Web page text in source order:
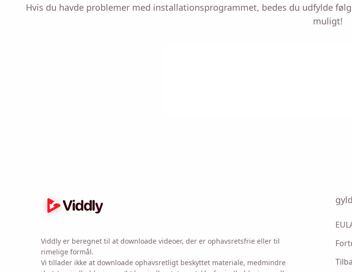
Hvis du havde problemer med installationsprogrammet, bedes du udfylde
muligt!
Viddly er beregnet til at downloade videoer, der er ophavsretsfrie eller til
rimelige formål.
Vi tillader ikke at downloade ophavsretligt beskyttet materiale, medmindre